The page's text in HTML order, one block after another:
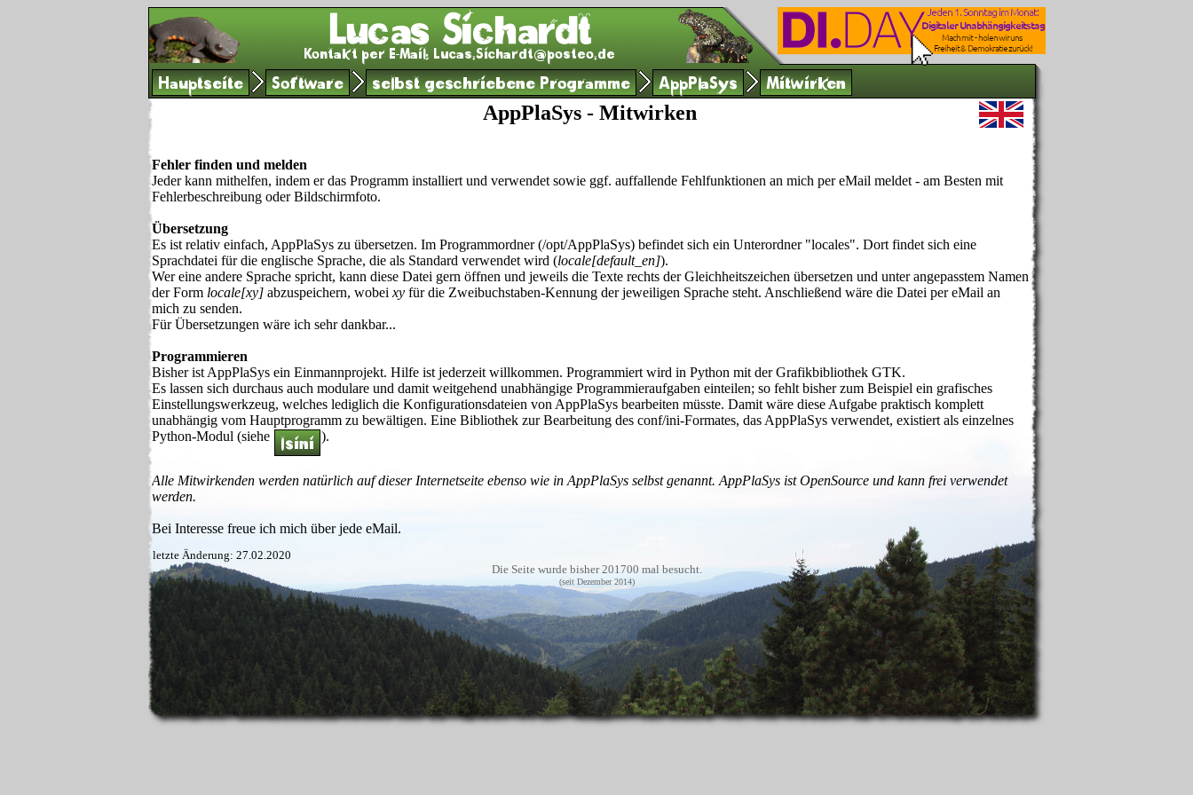
Hauptseite Software selbst geschriebene Programme AppPlaSys
Mitwirken
AppPlaSys - Mitwirken
Fehler finden und melden
Jeder kann mithelfen, indem er das Programm installiert und verwendet sowie ggf. auffallende Fehlfunktionen an mich per eMail meldet - am Besten mit
Fehlerbeschreibung oder Bildschirmfoto.
Übersetzung
Es ist relativ einfach, AppPlaSys zu übersetzen. Im Programmordner (/opt/AppPlaSys) befindet sich ein Unterordner "locales". Dort findet sich eine
Sprachdatei für die englische Sprache, die als Standard verwendet wird (locale[default_en]).
Wer eine andere Sprache spricht, kann diese Datei gern öffnen und jeweils die Texte rechts der Gleichheitszeichen übersetzen und unter angepasstem Namen
der Form locale[xy]abzuspeichern, wobei xyfür die Zweibuchstaben-Kennung der jeweiligen Sprache steht. Anschließend wäre die Datei per eMail an
mich zu senden.
Für Übersetzungen wäre ich sehr dankbar...
Programmieren
Bisher ist AppPlaSys ein Einmannprojekt. Hilfe ist jederzeit willkommen. Programmiert wird in Python mit der Grafikbibliothek GTK.
Es lassen sich durchaus auch modulare und damit weitgehend unabhängige Programmieraufgaben einteilen; so fehlt bisher zum Beispiel ein grafisches
Einstellungswerkzeug, welches lediglich die Konfigurationsdateien von AppPlaSys bearbeiten müsste. Damit wäre diese Aufgabe praktisch komplett
unabhängig vom Hauptprogramm zu bewältigen. Eine Bibliothek zur Bearbeitung des conf/ini-Formates, das AppPlaSys verwendet, existiert als einzelnes
Python-Modul (siehe
lsini ).
Alle Mitwirkenden werden natürlich auf dieser Internetseite ebenso wie in AppPlaSys selbst genannt. AppPlaSys ist OpenSource und kann frei verwendet
werden.
Bei Interesse freue ich mich über jede eMail.
letzte Änderung: 27.02.2020
Die Seite wurde bisher 201700 mal besucht.
(seit Dezember 2014)